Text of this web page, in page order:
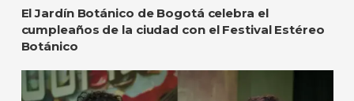
El Jardín Botánico de Bogotá celebra el
cumpleaños de la ciudad con el Festival Estéreo
Botánico